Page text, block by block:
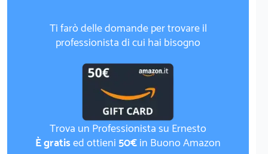
Ti farò delle domande per trovare il
professionista di cui hai bisogno
Trova un Professionista su Ernesto
È gratised ottieni50€in Buono Amazon